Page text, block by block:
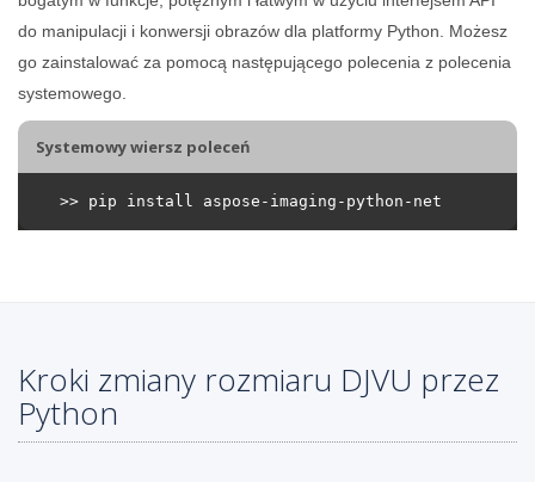
do manipulacji i konwersji obrazów dla platformy Python. Możesz
go zainstalować za pomocą następującego polecenia z polecenia
systemowego.
Systemowy wiersz poleceń
Kroki zmiany rozmiaru DJVU przez
Python